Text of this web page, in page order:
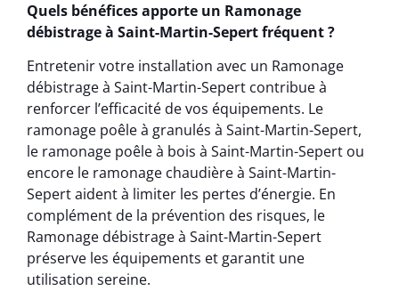
Quels bénéfices apporte un Ramonage
débistrage à Saint-Martin-Sepert fréquent ?
Entretenir votre installation avec un Ramonage
débistrage à Saint-Martin-Sepert contribue à
renforcer l’efficacité de vos équipements. Le
ramonage poêle à granulés à Saint-Martin-Sepert,
le ramonage poêle à bois à Saint-Martin-Sepert ou
encore le ramonage chaudière à Saint-Martin-
Sepert aident à limiter les pertes d’énergie. En
complément de la prévention des risques, le
Ramonage débistrage à Saint-Martin-Sepert
préserve les équipements et garantit une
utilisation sereine.